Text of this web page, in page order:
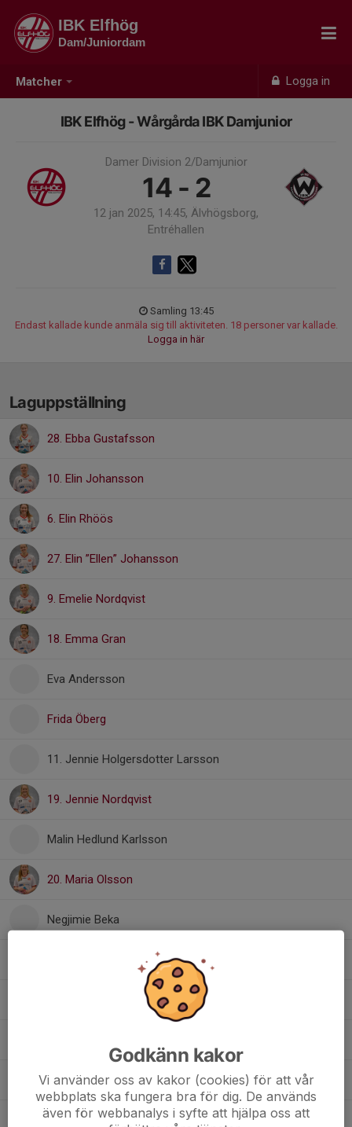
Matcher Logga in
IBK Elfhög
Dam/Juniordam
IBK Elfhög - Wårgårda IBK Damjunior
Damer Division 2/Damjunior
14 - 2
12 jan 2025, 14:45, Älvhögsborg,
Entréhallen
Samling 13:45
Endast kallade kunde anmäla sig till aktiviteten. 18 personer var kallade.
Logga in här
Laguppställning
28. Ebba Gustafsson
10. Elin Johansson
6. Elin Rhöös
27. Elin ”Ellen” Johansson
9. Emelie Nordqvist
18. Emma Gran
Eva Andersson
Frida Öberg
11. Jennie Holgersdotter Larsson
19. Jennie Nordqvist
Malin Hedlund Karlsson
20. Maria Olsson
Negjimie Beka
16. Nicolina Tenggren
15. Olivia Augustsson
Sofia Thorsén
71. Sofie Karlsson
Godkänn kakor
Vi använder oss av kakor (cookies) för att vår
webbplats ska fungera bra för dig. De används
även för webbanalys i syfte att hjälpa oss att